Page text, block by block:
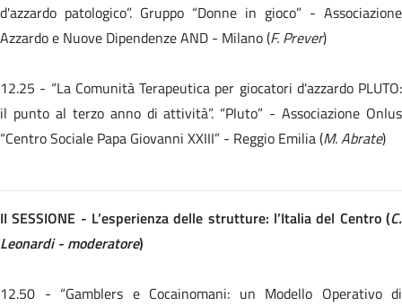
d'azzardo patologico”. Gruppo “Donne in gioco” - Associazione
Azzardo e Nuove Dipendenze AND - Milano (F. Prever)
12.25 - “La Comunità Terapeutica per giocatori d'azzardo PLUTO:
il punto al terzo anno di attività”. “Pluto” - Associazione Onlus
“Centro Sociale Papa Giovanni XXIII” - Reggio Emilia (M. Abrate)
II SESSIONE - L’esperienza delle strutture: l’Italia del Centro (C.
Leonardi - moderatore)
12.50 - “Gamblers e Cocainomani: un Modello Operativo di